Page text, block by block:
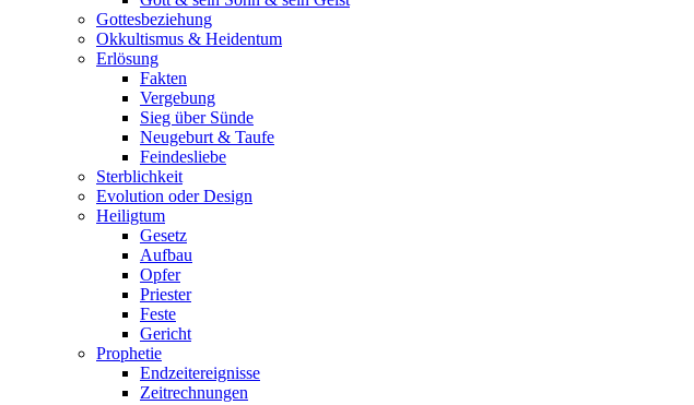
Gottesbeziehung
Okkultismus & Heidentum
Erlösung
Fakten
Vergebung
Sieg über Sünde
Neugeburt & Taufe
Feindesliebe
Sterblichkeit
Evolution oder Design
Heiligtum
Gesetz
Aufbau
Opfer
Priester
Feste
Gericht
Prophetie
Endzeitereignisse
Zeitrechnungen